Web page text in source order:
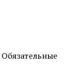
Обязательные